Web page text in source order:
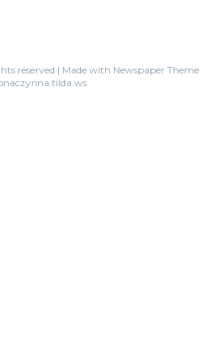
reserved | Made with Newspaper Theme